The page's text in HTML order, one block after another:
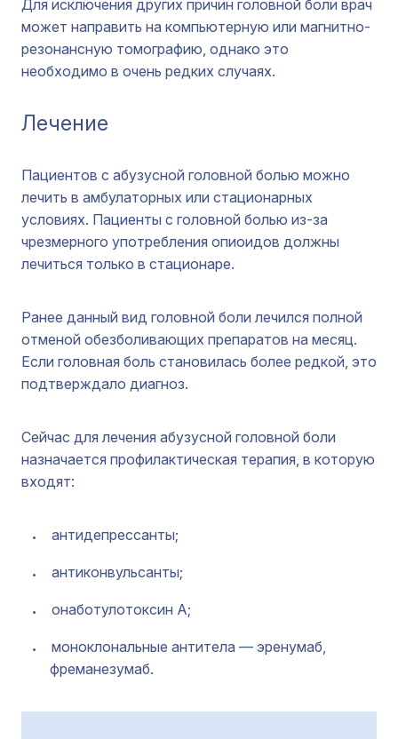
Для исключения других причин головной боли врач
может направить на компьютерную или магнитно-
резонансную томографию, однако это
необходимо в очень редких случаях.
Лечение
Пациентов с абузусной головной болью можно
лечить в амбулаторных или стационарных
условиях. Пациенты с головной болью из-за
чрезмерного употребления опиоидов должны
лечиться только в стационаре.
Ранее данный вид головной боли лечился полной
отменой обезболивающих препаратов на месяц.
Если головная боль становилась более редкой, это
подтверждало диагноз.
Сейчас для лечения абузусной головной боли
назначается профилактическая терапия, в которую
входят:
антидепрессанты;
антиконвульсанты;
онаботулотоксин А;
моноклональные антитела — эренумаб,
фреманезумаб.